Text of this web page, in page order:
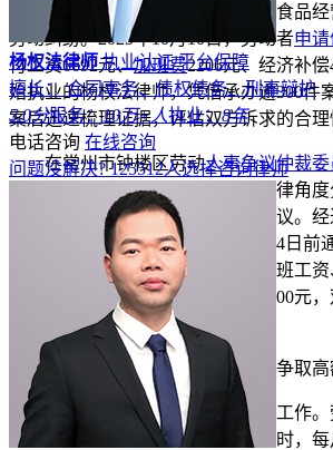
这是一起发生在武进区牛塘一食品
劳动纠纷。2025年10月10日，劳动者申
付工资6692元、加班费2206元、经济补
始执业的杨权法律师，凭借承办逾300件
案后迅速梳理证据，评估双方诉求的合理
在常州市钟楼区劳动人事争议仲裁
法律师积极推动双方调解。他从法律角
，引导双方以平和的方式解决争议。
成调解协议。经营部于2026年3月24日前
动者调解款8000元，包含工资、加班工
未付需另行支付
2000元
案例二： 仲裁 维权，为劳动者争取
另一起劳动纠纷涉及快递取派工作
日
，在职期间每日工作超12小时，
杨权法律师 执业认证 平台保障
擅长： 合同事务、债权债务、刑事辩护
5.0分服务：10万+人执业：8年
电话咨询 在线咨询
问题没解决?125512人选择咨询律师